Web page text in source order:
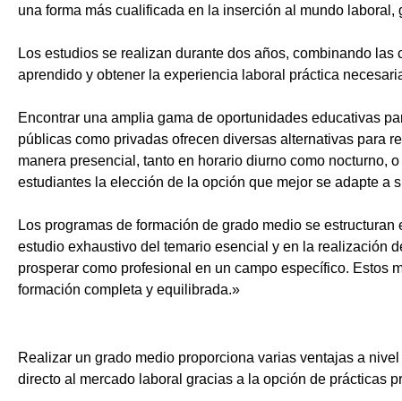
una forma más cualificada en la inserción al mundo
Los estudios se realizan durante dos años, combinando
aprendido y obtener la experiencia laboral práctica
Encontrar una amplia gama de oportunidades educativas
públicas como privadas ofrecen diversas alternativas para
manera presencial, tanto en horario diurno como nocturno,
estudiantes la elección de la opción que mejor se adapte a
Los programas de formación de grado medio se
estudio exhaustivo del temario esencial y en la realización
prosperar como profesional en un campo específico. Estos
formación completa y equilibrada.»
Realizar un grado medio proporciona varias ventajas a
directo al mercado laboral gracias a la opción de prácticas